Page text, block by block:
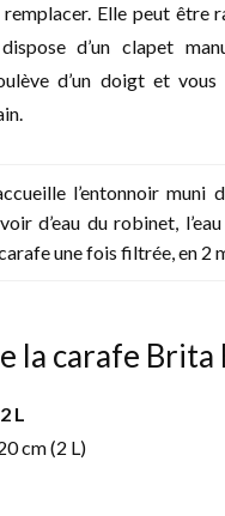
Elle peut être
d’un clapet
d’un doigt et vous
l’entonnoir muni
d’eau du robinet,
une fois filtrée, en 2
la carafe Brita
L
cm (2 L)